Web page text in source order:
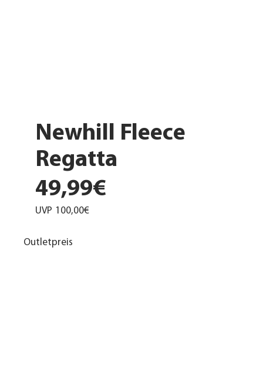
Newhill Fleece
Regatta
49,99€
UVP 100,00€
Outletpreis